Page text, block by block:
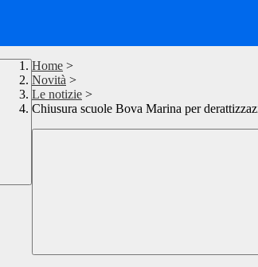
Home >
Novità >
Le notizie >
Chiusura scuole Bova Marina per